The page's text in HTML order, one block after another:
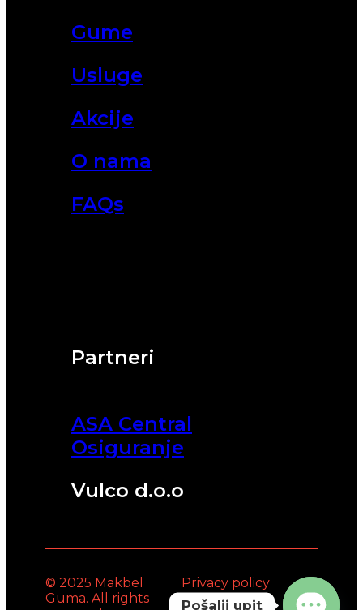
Partneri
ASA Central
Osiguranje
Vulco d.o.o
Gume
Usluge
Akcije
O nama
FAQs
© 2025 Makbel
Guma. All rights
Privacy policy
Pošalji upit